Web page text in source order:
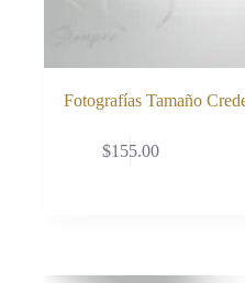
Fotografías Tamaño
$155.00